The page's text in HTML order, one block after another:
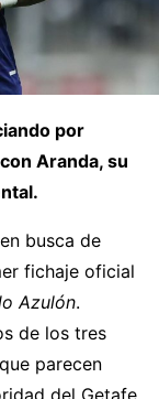
por
Aranda, su
busca de
fichaje oficial
Azulón.
de los tres
parecen